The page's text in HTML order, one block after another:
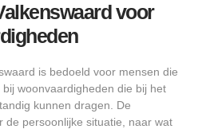
voor
is bedoeld voor mensen die
woonvaardigheden die bij het
kunnen dragen. De
de persoonlijke situatie, naar wat